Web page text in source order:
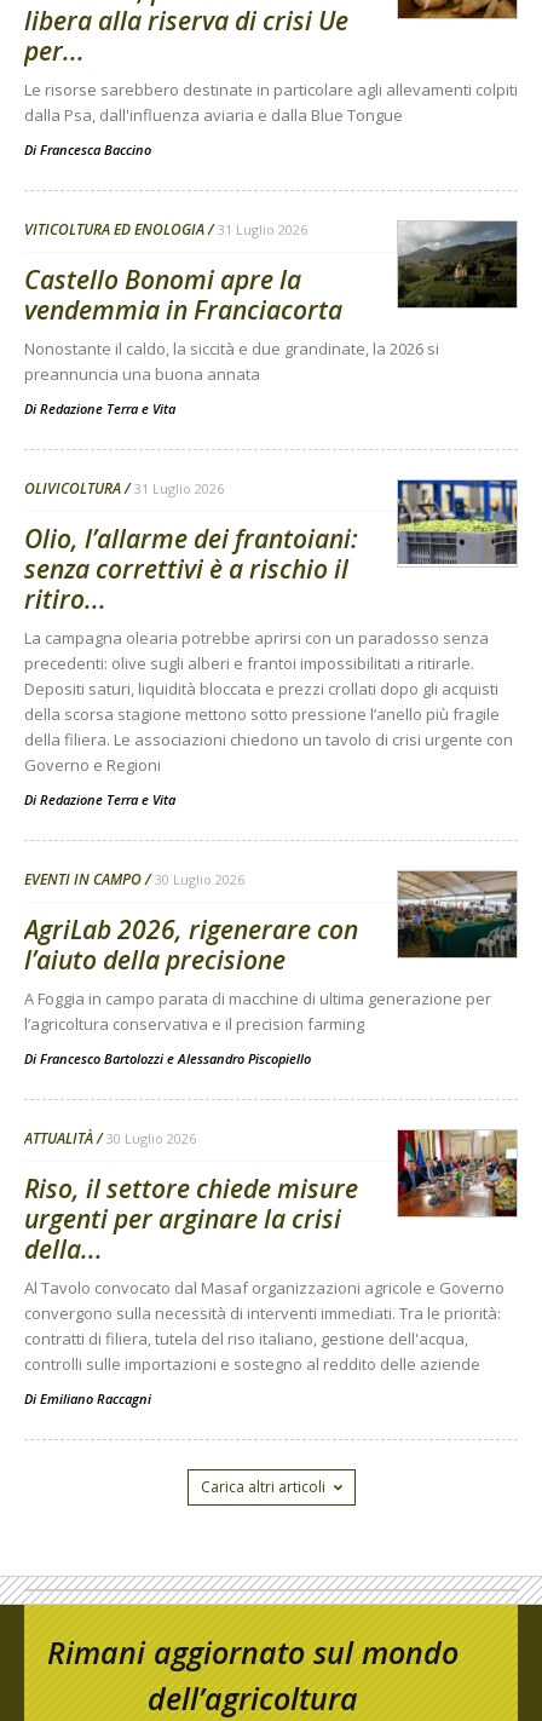
libera alla riserva di crisi Ue
per...
Le risorse sarebbero destinate in particolare agli allevamenti colpiti
dalla Psa, dall'influenza aviaria e dalla Blue Tongue
Di Francesca Baccino
VITICOLTURA ED ENOLOGIA 31 Luglio 2026
Castello Bonomi apre la
vendemmia in Franciacorta
Nonostante il caldo, la siccità e due grandinate, la 2026 si
preannuncia una buona annata
Di Redazione Terra e Vita
OLIVICOLTURA 31 Luglio 2026
Olio, l’allarme dei frantoiani:
senza correttivi è a rischio il
ritiro...
La campagna olearia potrebbe aprirsi con un paradosso senza
precedenti: olive sugli alberi e frantoi impossibilitati a ritirarle.
Depositi saturi, liquidità bloccata e prezzi crollati dopo gli acquisti
della scorsa stagione mettono sotto pressione l’anello più fragile
della filiera. Le associazioni chiedono un tavolo di crisi urgente con
Governo e Regioni
Di Redazione Terra e Vita
EVENTI IN CAMPO 30 Luglio 2026
AgriLab 2026, rigenerare con
l’aiuto della precisione
A Foggia in campo parata di macchine di ultima generazione per
l’agricoltura conservativa e il precision farming
Di Francesco Bartolozzi eAlessandro Piscopiello
ATTUALITÀ 30 Luglio 2026
Riso, il settore chiede misure
urgenti per arginare la crisi
della...
Al Tavolo convocato dal Masaf organizzazioni agricole e Governo
convergono sulla necessità di interventi immediati. Tra le priorità:
contratti di filiera, tutela del riso italiano, gestione dell'acqua,
controlli sulle importazioni e sostegno al reddito delle aziende
Di Emiliano Raccagni
Carica altri articoli
Rimani aggiornato sul mondo
dell’agricoltura